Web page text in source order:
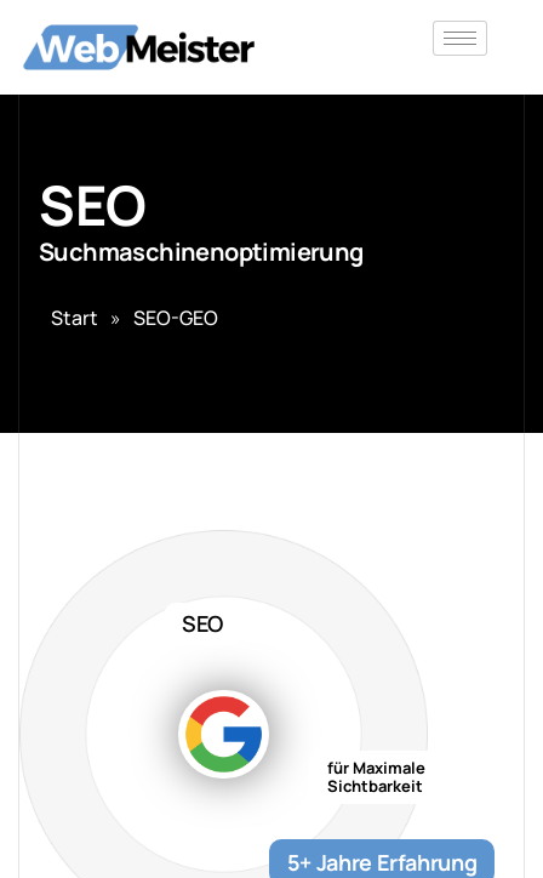
SEO
Suchmaschinenoptimierung
Start » SEO-GEO
für Maximale
Sichtbarkeit
SEO
5+ Jahre Erfahrung